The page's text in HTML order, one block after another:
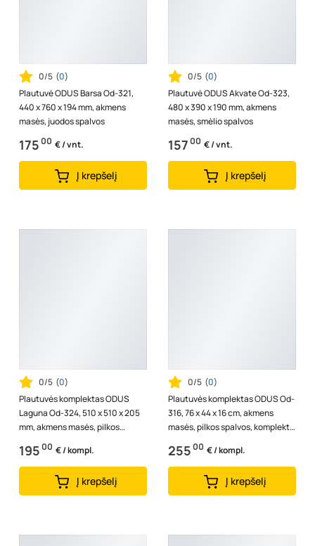
0/5 (0)
Plautuvė ODUS Barsa Od-321,
440 x 760 x 194 mm, akmens
masės, juodos spalvos
17500 € / vnt.
Į krepšelį
0/5 (0)
Plautuvė ODUS Akvate Od-323,
480 x 390 x 190 mm, akmens
masės, smėlio spalvos
15700 € / vnt.
Į krepšelį
0/5 (0)
Plautuvės komplektas ODUS
Laguna Od-324, 510 x 510 x 205
mm, akmens masės, pilkos
spalvos, komplekte maišytuvas,
ventili...
19500 € / kompl.
Į krepšelį
0/5 (0)
Plautuvės komplektas ODUS Od-
316, 76 x 44 x 16 cm, akmens
masės, pilkos spalvos, komplekte
maišytuvas, ventilis
25500 € / kompl.
Į krepšelį